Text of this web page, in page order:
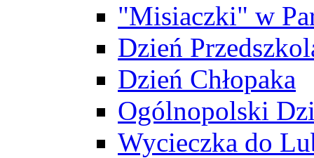
"Misiaczki" w
Dzień
Dzień Chłopaka
Ogólnopolski
Wycieczka do